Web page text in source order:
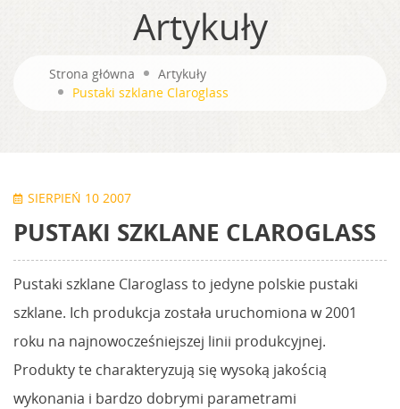
Artykuły
Strona główna
Artykuły
Pustaki szklane Claroglass
SIERPIEŃ 10 2007
PUSTAKI SZKLANE CLAROGLASS
Pustaki szklane Claroglass to jedyne polskie pustaki
szklane. Ich produkcja została uruchomiona w 2001
roku na najnowocześniejszej linii produkcyjnej.
Produkty te charakteryzują się wysoką jakością
wykonania i bardzo dobrymi parametrami